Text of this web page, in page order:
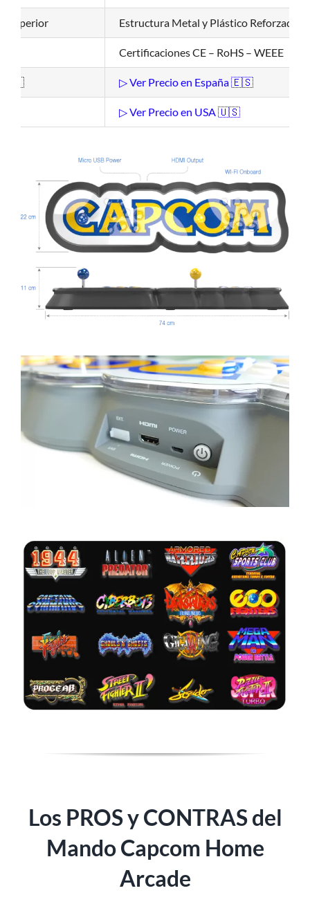
Superior Estructura Metal y Plástico Reforzado
Certificaciones CE – RoHS – WEEE
🇪🇸 ▷ Ver Precio en España 🇪🇸
▷ Ver Precio en USA 🇺🇸
Los PROS y CONTRAS del
Mando Capcom Home
Arcade